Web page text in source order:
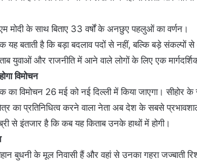
मोदी के साथ बिताए 33 वर्षों के अनछुए पहलुओं का वर्णन।
यह बताती है कि बड़ा बदलाव पदों से नहीं, बल्कि बड़े संकल्पों
युवाओं और राजनीति में आने वाले लोगों के लिए एक
विमोचन
का विमोचन 26 मई को नई दिल्ली में किया जाएगा।
का प्रतिनिधित्व करने वाला नेता अब देश के सबसे
से इंतजार है कि कब यह किताब उनके हाथों में होगी।
बुधनी के मूल निवासी हैं और वहां से उनका गहरा जज्बाती